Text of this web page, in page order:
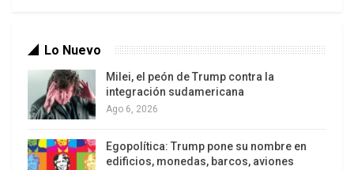
El Perú vuelve a fracturarse. Una semana después
Lo Nuevo
Milei, el peón de Trump contra la
integración sudamericana
Ago 6, 2026
Egopolítica: Trump pone su nombre en
edificios, monedas, barcos, aviones